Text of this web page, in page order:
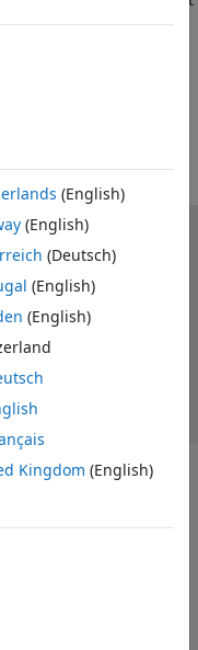
and how
(English)
(English)
(Deutsch)
(English)
(English)
Kingdom (English)
应用程序状态